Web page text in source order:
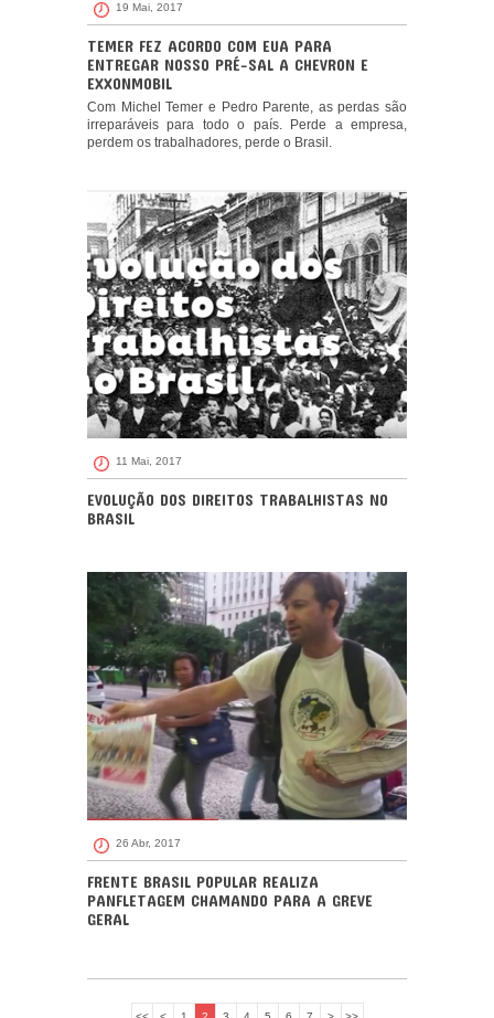
19 Mai, 2017
TEMER FEZ ACORDO COM EUA PARA
ENTREGAR NOSSO PRÉ-SAL A CHEVRON E
EXXONMOBIL
Com Michel Temer e Pedro Parente, as perdas são
irreparáveis para todo o país. Perde a empresa,
perdem os trabalhadores, perde o Brasil.
11 Mai, 2017
EVOLUÇÃO DOS DIREITOS TRABALHISTAS NO
BRASIL
26 Abr, 2017
FRENTE BRASIL POPULAR REALIZA
PANFLETAGEM CHAMANDO PARA A GREVE
GERAL